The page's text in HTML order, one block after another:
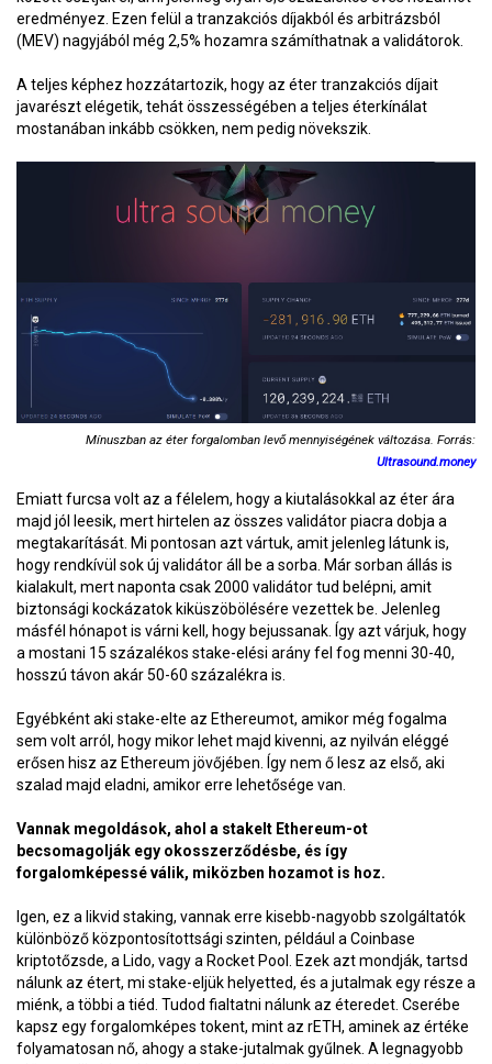
eredményez. Ezen felül a tranzakciós díjakból és arbitrázsból
(MEV) nagyjából még 2,5% hozamra számíthatnak a validátorok.
A teljes képhez hozzátartozik, hogy az éter tranzakciós díjait
javarészt elégetik, tehát összességében a teljes éterkínálat
mostanában inkább csökken, nem pedig növekszik.
Mínuszban az éter forgalomban levő mennyiségének változása. Forrás:
Ultrasound.money
Emiatt furcsa volt az a félelem, hogy a kiutalásokkal az éter ára
majd jól leesik, mert hirtelen az összes validátor piacra dobja a
megtakarítását. Mi pontosan azt vártuk, amit jelenleg látunk is,
hogy rendkívül sok új validátor áll be a sorba. Már sorban állás is
kialakult, mert naponta csak 2000 validátor tud belépni, amit
biztonsági kockázatok kiküszöbölésére vezettek be. Jelenleg
másfél hónapot is várni kell, hogy bejussanak. Így azt várjuk, hogy
a mostani 15 százalékos stake-elési arány fel fog menni 30-40,
hosszú távon akár 50-60 százalékra is.
Egyébként aki stake-elte az Ethereumot, amikor még fogalma
sem volt arról, hogy mikor lehet majd kivenni, az nyilván eléggé
erősen hisz az Ethereum jövőjében. Így nem ő lesz az első, aki
szalad majd eladni, amikor erre lehetősége van.
Vannak megoldások, ahol a stakelt Ethereum-ot
becsomagolják egy okosszerződésbe, és így
forgalomképessé válik, miközben hozamot is hoz.
Igen, ez a likvid staking, vannak erre kisebb-nagyobb szolgáltatók
különböző központosítottsági szinten, például a Coinbase
kriptotőzsde, a Lido, vagy a Rocket Pool. Ezek azt mondják, tartsd
nálunk az étert, mi stake-eljük helyetted, és a jutalmak egy része a
miénk, a többi a tiéd. Tudod fialtatni nálunk az éteredet. Cserébe
kapsz egy forgalomképes tokent, mint az rETH, aminek az értéke
folyamatosan nő, ahogy a stake-jutalmak gyűlnek. A legnagyobb